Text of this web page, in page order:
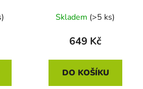
Skladem (>5 ks)
649 Kč
DO KOŠÍKU